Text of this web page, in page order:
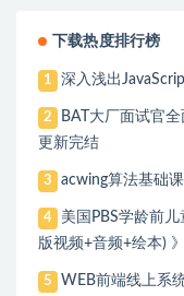
下载热度排行榜
1 深入浅出
2
BAT大厂面试官
更新完结
3 acwing算法基础
4
美国PBS学龄前
版视频+音频+绘本) 》
5 WEB前端线上系